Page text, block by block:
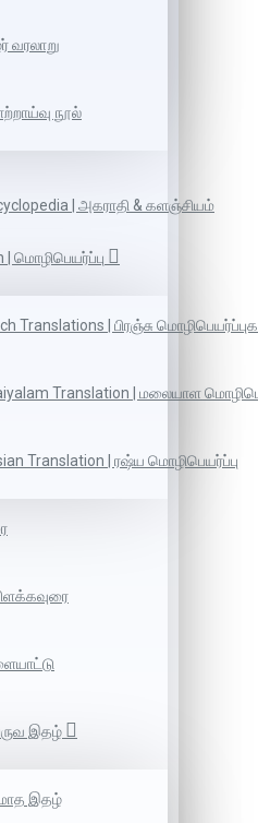
வரலாறு
நூல்
| அகராதி & களஞ்சியம்
மொழிபெயர்ப்பு
Translations | பிரஞ்சு
Translation | மலையாள
Translation | ரஷ்ய மொழிபெயர்ப்பு
இதழ்
இதழ்